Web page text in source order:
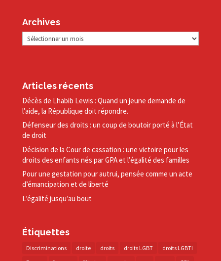
Archives
Archives
Articles récents
Décès de Lhabib Lewis : Quand un jeune demande de
l’aide, la République doit répondre.
Défenseur des droits : un coup de boutoir porté à l’État
de droit
Décision de la Cour de cassation : une victoire pour les
droits des enfants nés par GPA et l’égalité des familles
Pour une gestation pour autrui, pensée comme un acte
d’émancipation et de liberté
L’égalité jusqu’au bout
Étiquettes
Discriminations droite droits droits LGBT
droits LGBTI